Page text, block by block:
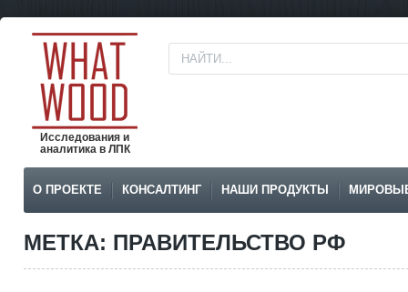
Исследования и
аналитика в ЛПК
О ПРОЕКТЕ КОНСАЛТИНГ НАШИ ПРОДУКТЫ
МЕТКА: ПРАВИТЕЛЬСТВО РФ